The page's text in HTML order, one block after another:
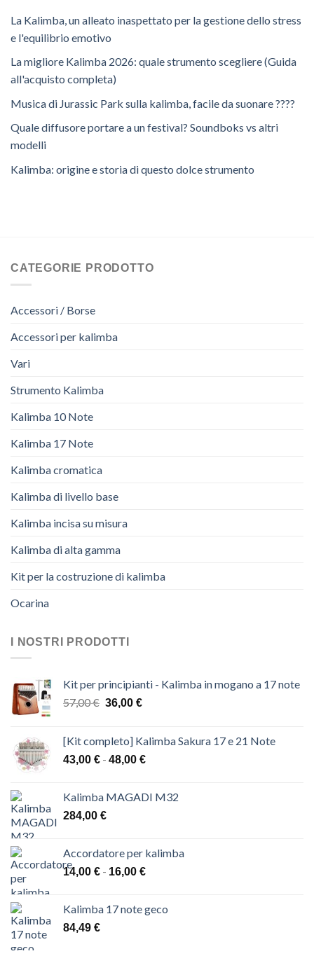
La Kalimba, un alleato inaspettato per la gestione dello stress
e l'equilibrio emotivo
La migliore Kalimba 2026: quale strumento scegliere (Guida
all'acquisto completa)
Musica di Jurassic Park sulla kalimba, facile da suonare ????
Quale diffusore portare a un festival? Soundboks vs altri
modelli
Kalimba: origine e storia di questo dolce strumento
CATEGORIE PRODOTTO
Accessori / Borse
Accessori per kalimba
Vari
Strumento Kalimba
Kalimba 10 Note
Kalimba 17 Note
Kalimba cromatica
Kalimba di livello base
Kalimba incisa su misura
Kalimba di alta gamma
Kit per la costruzione di kalimba
Ocarina
I NOSTRI PRODOTTI
Kit per principianti - Kalimba in mogano a 17 note
57,00€ Il
era:
57,00 €.
36,00 €Il
è:
36,00 €.
[Kit completo] Kalimba Sakura 17 e 21 Note
43,00 € - 48,00 €Fascia
da
48,00 €
Kalimba MAGADI M32
284,00 €
Accordatore per kalimba
14,00 € - 16,00 €Fascia
da
Kalimba 17 note geco
84,49 €